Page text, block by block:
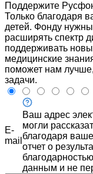
Поддержите
Только благодаря
детей. Фонду
расширять спектр
поддерживать
медицинские
поможет нам
задачи.
E-
mail
Ваш адрес
могли
благодаря
отчет о
данным и не